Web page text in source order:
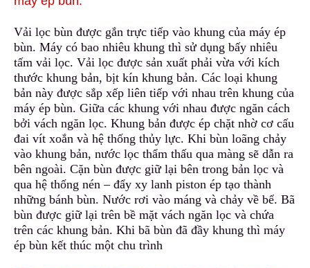
Vải lọc bùn được gắn trực tiếp vào khung của máy ép
bùn. Máy có bao nhiêu khung thì sử dụng bấy nhiêu
tấm vải lọc. Vải lọc được sản xuất phải vừa với kích
thước khung bản, bịt kín khung bản. Các loại khung
bản này được sắp xếp liên tiếp với nhau trên khung của
máy ép bùn. Giữa các khung với nhau được ngăn cách
bởi vách ngăn lọc. Khung bản được ép chặt nhờ cơ cấu
đai vít xoắn và hệ thống thủy lực. Khi bùn loãng chảy
vào khung bản, nước lọc thẩm thấu qua màng sẽ dẫn ra
bên ngoài. Cặn bùn được giữ lại bên trong bản lọc và
qua hệ thống nén – đẩy xy lanh piston ép tạo thành
những bánh bùn. Nước rơi vào máng và chảy về bể. Bã
bùn được giữ lại trên bề mặt vách ngăn lọc và chứa
trên các khung bản. Khi bã bùn đã đầy khung thì máy
ép bùn kết thúc một chu trình